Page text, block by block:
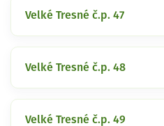
Velké Tresné č.p. 47
Velké Tresné č.p. 48
Velké Tresné č.p. 49